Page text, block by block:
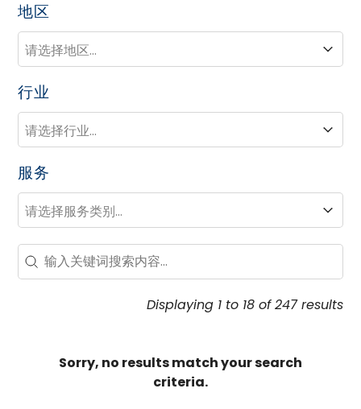
地区
地区
地区
行业
行业
行业
服务
服务
服务
Search – Resource Hub
Search content
Displaying 1 to 18 of 247 results
Sorry, no results match your search
criteria.